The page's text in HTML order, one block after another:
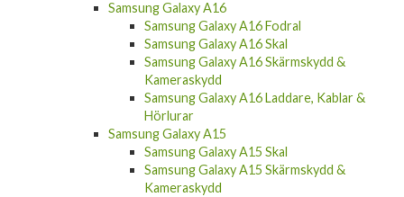
Samsung Galaxy A16
Samsung Galaxy A16 Fodral
Samsung Galaxy A16 Skal
Samsung Galaxy A16 Skärmskydd &
Kameraskydd
Samsung Galaxy A16 Laddare, Kablar &
Hörlurar
Samsung Galaxy A15
Samsung Galaxy A15 Skal
Samsung Galaxy A15 Skärmskydd &
Kameraskydd